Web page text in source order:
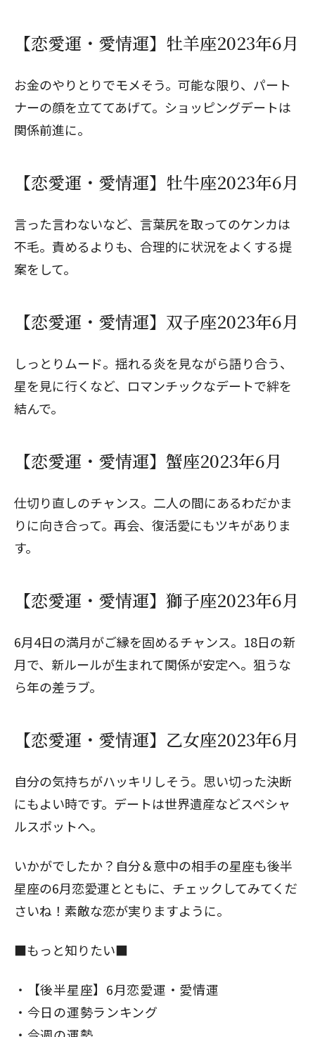
【恋愛運・愛情運】牡羊座2023年6月
お金のやりとりでモメそう。可能な限り、パート
ナーの顔を立ててあげて。ショッピングデートは
関係前進に。
【恋愛運・愛情運】牡牛座2023年6月
言った言わないなど、言葉尻を取ってのケンカは
不毛。責めるよりも、合理的に状況をよくする提
案をして。
【恋愛運・愛情運】双子座2023年6月
しっとりムード。揺れる炎を見ながら語り合う、
星を見に行くなど、ロマンチックなデートで絆を
結んで。
【恋愛運・愛情運】蟹座2023年6月
仕切り直しのチャンス。二人の間にあるわだかま
りに向き合って。再会、復活愛にもツキがありま
す。
【恋愛運・愛情運】獅子座2023年6月
6月4日の満月がご縁を固めるチャンス。18日の新
月で、新ルールが生まれて関係が安定へ。狙うな
ら年の差ラブ。
【恋愛運・愛情運】乙女座2023年6月
自分の気持ちがハッキリしそう。思い切った決断
にもよい時です。デートは世界遺産などスペシャ
ルスポットへ。
いかがでしたか？自分＆意中の相手の星座も後半
星座の6月恋愛運とともに、チェックしてみてくだ
さいね！素敵な恋が実りますように。
■もっと知りたい■
【後半星座】6月恋愛運・愛情運
今日の運勢ランキング